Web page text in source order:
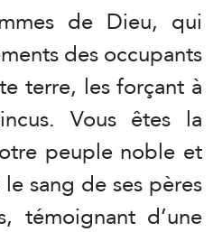
de Dieu, qui
des occupants
terre, les forçant à
Vous êtes la
peuple noble et
sang de ses pères
témoignant d’une